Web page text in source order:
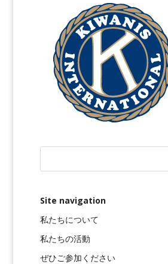
Site navigation
私たちについて
私たちの活動
ぜひご参加ください